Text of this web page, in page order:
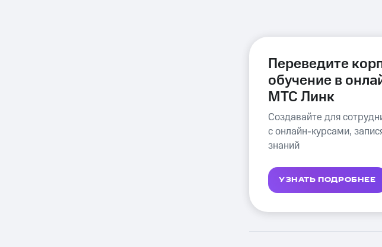
Переведите
обучение в
МТС Линк
Создавайте для
с онлайн-курсами,
знаний
УЗНАТЬ ПОДРОБНЕЕ